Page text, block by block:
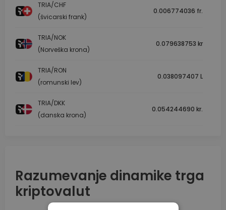
TRIA/CHF
(švicarski frank)
0.006774036 fr.
TRIA/NOK
(Norveška krona)
0.079638753 kr
TRIA/RON
(romunski lev)
0.038097407 L
TRIA/DKK
(danska krona)
0.054244690 kr.
Razumevanje dinamike trga
kriptovalut